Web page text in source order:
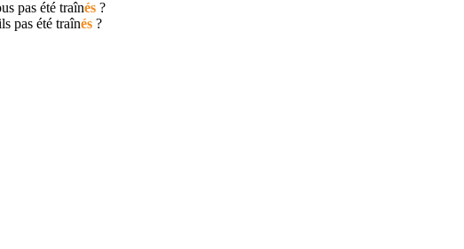
pas été traînés?
pas été traînés?